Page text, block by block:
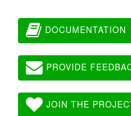
DOCUMENTATION
PROVIDE
JOIN THE